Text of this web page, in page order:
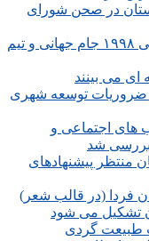
در صحن شورای
گرگان میزبان مسابقه فوتبال تیم ملی ۱۹۹۸ جام جهانی و تیم
می بینند
ضروریات توسعه شهری
های اجتماعی و
بررسی شد
منتظر پیشنهادهای
فردا (در قالب شعر)
تشکیل می شود
طبیعت گردی